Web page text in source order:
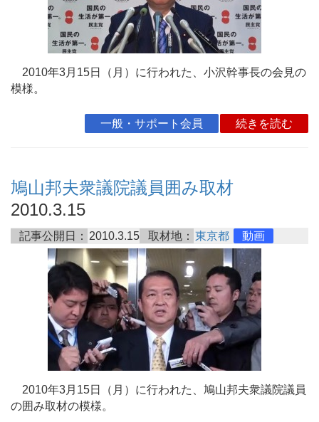
2010年3月15日（月）に行われた、小沢幹事長の会見の
模様。
一般・サポート会員 続きを読む
鳩山邦夫衆議院議員囲み取材
2010.3.15
記事公開日： 2010.3.15 取材地： 東京都 動画
2010年3月15日（月）に行われた、鳩山邦夫衆議院議員
の囲み取材の模様。